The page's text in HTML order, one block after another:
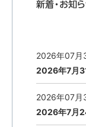
2026年07月
2026年7月
2026年07月
2026年7月